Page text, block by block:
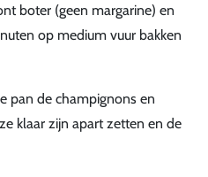
boter (geen margarine) en
op medium vuur bakken
pan de champignons en
klaar zijn apart zetten en de